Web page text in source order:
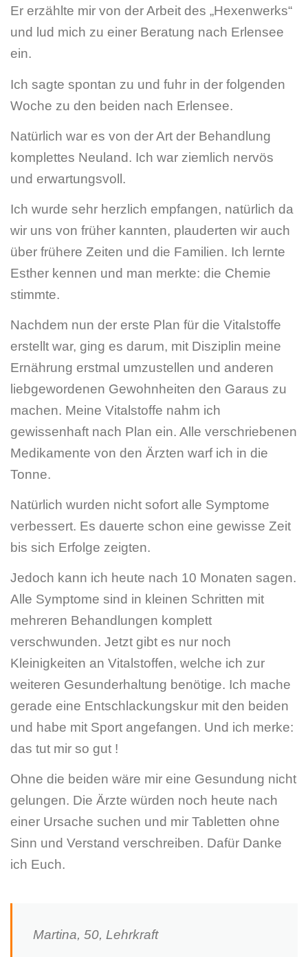
Er erzählte mir von der Arbeit des „Hexenwerks“
und lud mich zu einer Beratung nach Erlensee
ein.
Ich sagte spontan zu und fuhr in der folgenden
Woche zu den beiden nach Erlensee.
Natürlich war es von der Art der Behandlung
komplettes Neuland. Ich war ziemlich nervös
und erwartungsvoll.
Ich wurde sehr herzlich empfangen, natürlich da
wir uns von früher kannten, plauderten wir auch
über frühere Zeiten und die Familien. Ich lernte
Esther kennen und man merkte: die Chemie
stimmte.
Nachdem nun der erste Plan für die Vitalstoffe
erstellt war, ging es darum, mit Disziplin meine
Ernährung erstmal umzustellen und anderen
liebgewordenen Gewohnheiten den Garaus zu
machen. Meine Vitalstoffe nahm ich
gewissenhaft nach Plan ein. Alle verschriebenen
Medikamente von den Ärzten warf ich in die
Tonne.
Natürlich wurden nicht sofort alle Symptome
verbessert. Es dauerte schon eine gewisse Zeit
bis sich Erfolge zeigten.
Jedoch kann ich heute nach 10 Monaten sagen.
Alle Symptome sind in kleinen Schritten mit
mehreren Behandlungen komplett
verschwunden. Jetzt gibt es nur noch
Kleinigkeiten an Vitalstoffen, welche ich zur
weiteren Gesunderhaltung benötige. Ich mache
gerade eine Entschlackungskur mit den beiden
und habe mit Sport angefangen. Und ich merke:
das tut mir so gut !
Ohne die beiden wäre mir eine Gesundung nicht
gelungen. Die Ärzte würden noch heute nach
einer Ursache suchen und mir Tabletten ohne
Sinn und Verstand verschreiben. Dafür Danke
ich Euch.
Martina, 50, Lehrkraft